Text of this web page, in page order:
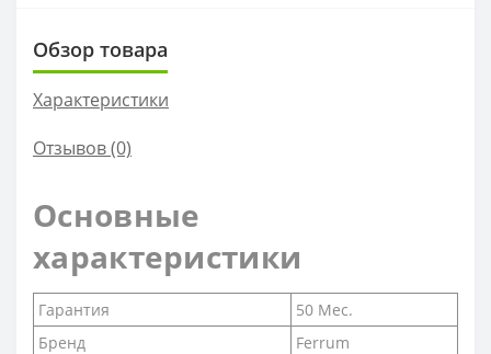
Обзор товара
Характеристики
Отзывов (0)
Основные
характеристики
Гарантия
50 Мес.
Бренд
Ferrum